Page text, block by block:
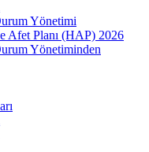
Yönetimi
Afet Planı (HAP) 2026
Yönetiminden